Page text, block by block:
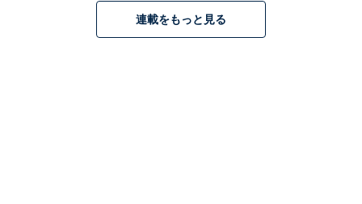
連載をもっと見る